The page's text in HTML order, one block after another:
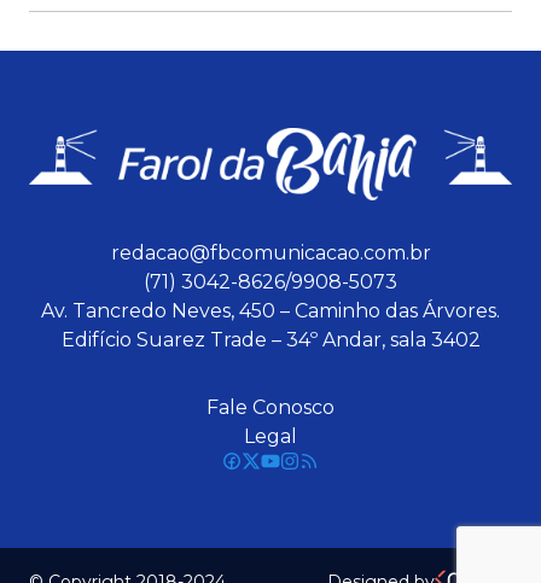
redacao@fbcomunicacao.com.br
(71) 3042-8626/9908-5073
Av. Tancredo Neves, 450 – Caminho das Árvores.
Edifício Suarez Trade – 34º Andar, sala 3402
Fale Conosco
Legal